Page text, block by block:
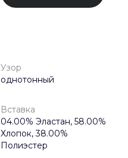
Узор
однотонный
Вставка
04.00% Эластан, 58.00%
Хлопок, 38.00%
Полиэстер